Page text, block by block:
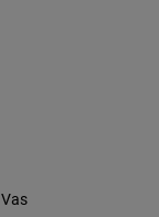
Vas